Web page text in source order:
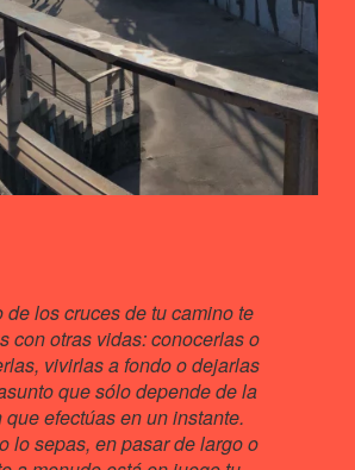
de los cruces de tu camino te
con otras vidas: conocerlas o
vivirlas a fondo o dejarlas
que sólo depende de la
efectúas en un instante.
lo sepas, en pasar de largo o